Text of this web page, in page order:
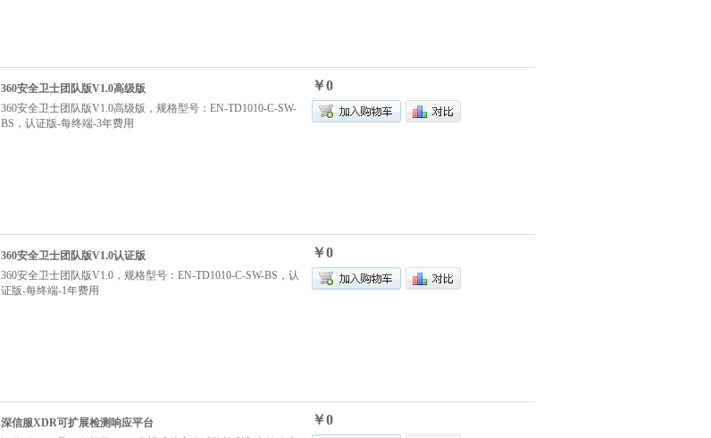
360安全卫士团队版V1.0高级版
360安全卫士团队版V1.0高级版，规格型号：EN-TD1010-C-SW-
BS，认证版-每终端-3年费用
￥0
360安全卫士团队版V1.0认证版
360安全卫士团队版V1.0，规格型号：EN-TD1010-C-SW-BS，认
证版-每终端-1年费用
￥0
深信服XDR可扩展检测响应平台
￥0